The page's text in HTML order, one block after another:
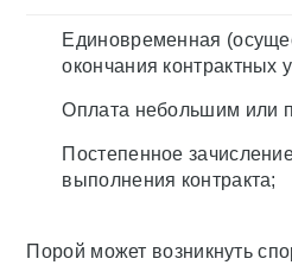
Единовременная
окончания контрактных
Оплата небольшим или
Постепенное
выполнения контракта;
Порой может возникнуть